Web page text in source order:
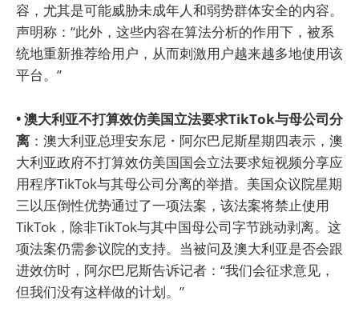
容，尤其是可能威胁未成年人和弱势群体安全的内容。
声明称：“此外，这些内容在算法分析的作用下，被系
统地重新推荐给用户，从而刺激用户越来越多地使用该
平台。”
• 澳大利亚不打算效仿美国立法要求TikTok与母公司分
离 ：澳大利亚总理安东尼・阿尔巴尼斯星期四表示，澳
大利亚政府不打算效仿美国国会立法要求短视频分享应
用程序TikTok与其母公司分离的举措。美国众议院星期
三以压倒性优势通过了一项法案，该法案将禁止使用
TikTok，除非TikTok与其中国母公司字节跳动剥离。这
项法案仍需参议院的支持。当被问及澳大利亚是否会跟
进效仿时，阿尔巴尼斯告诉记者：“我们会征求意见，
但我们没有这样做的计划。”